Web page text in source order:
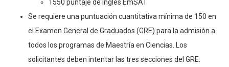
1550 puntaje de inglés EmSAT
Se requiere una puntuación cuantitativa mínima de 150 en
el Examen General de Graduados (GRE) para la admisión a
todos los programas de Maestría en Ciencias. Los
solicitantes deben intentar las tres secciones del GRE.